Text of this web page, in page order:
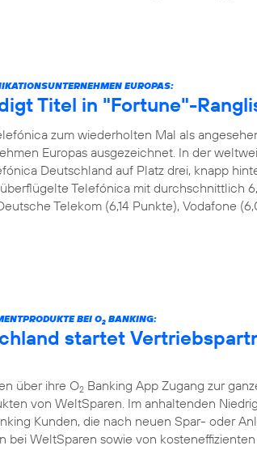
EUROPAS:
Titel in "Fortune"-
zum wiederholten Mal als
Europas ausgezeichnet. In der
Deutschland auf Platz drei, knapp
Telefónica mit durchschnittlich
Telekom (6,14 Punkte), Vodafone
BEI O2 BANKING:
startet
über ihre O2 Banking App Zugang zur
von WeltSparen. Im anhaltenden
Kunden, die nach neuen Spar- oder
bei WeltSparen sowie von